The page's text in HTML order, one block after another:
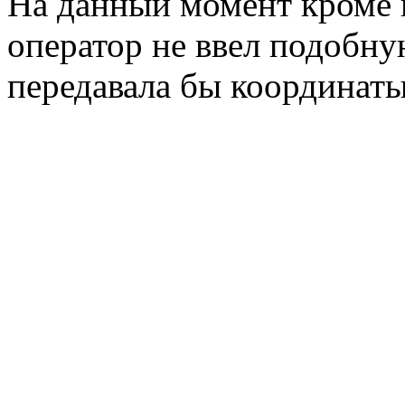
оператор не ввел
передавала бы